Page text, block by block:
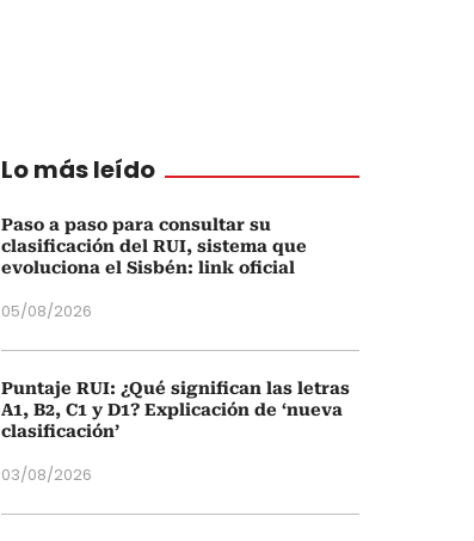
Lo más leído
Paso a paso para consultar su
clasificación del RUI, sistema que
evoluciona el Sisbén: link oficial
05/08/2026
Puntaje RUI: ¿Qué significan las letras
A1, B2, C1 y D1? Explicación de ‘nueva
clasificación’
03/08/2026